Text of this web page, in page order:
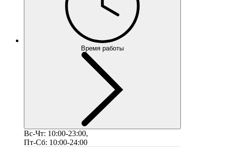
Время работы
Вс-Чт: 10:00-23:00,
Пт-Сб: 10:00-24:00